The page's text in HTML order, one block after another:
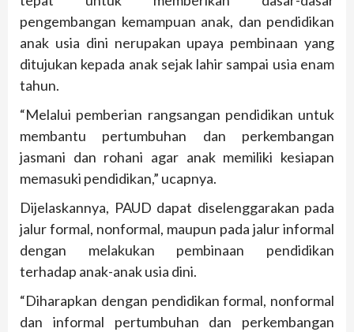
pengembangan kemampuan anak, dan pendidikan
anak usia dini nerupakan upaya pembinaan yang
ditujukan kepada anak sejak lahir sampai usia enam
tahun.
“Melalui pemberian rangsangan pendidikan untuk
membantu pertumbuhan dan perkembangan
jasmani dan rohani agar anak memiliki kesiapan
memasuki pendidikan,” ucapnya.
Dijelaskannya, PAUD dapat diselenggarakan pada
jalur formal, nonformal, maupun pada jalur informal
dengan melakukan pembinaan pendidikan
terhadap anak-anak usia dini.
“Diharapkan dengan pendidikan formal, nonformal
dan informal pertumbuhan dan perkembangan